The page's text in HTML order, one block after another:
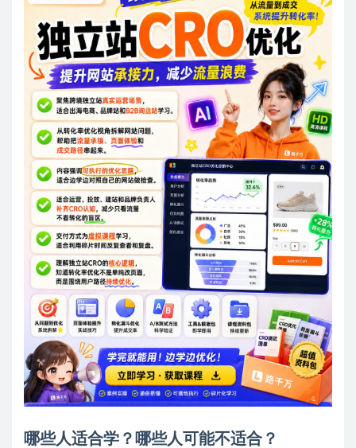
哪些人适合学？哪些人可能不适合？